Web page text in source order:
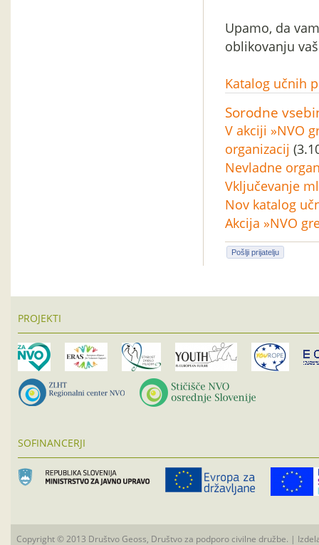
Upamo, da
oblikovanju
Katalog učnih
Sorodne
V akciji »NVO
organizacij
Nevladne
Vključevanje
Nov katalog
Akcija »NVO
Pošlji prijatelju
PROJEKTI
SOFINANCERJI
Copyright © 2013 Društvo Geoss, Društvo za podporo civilne družbe. |